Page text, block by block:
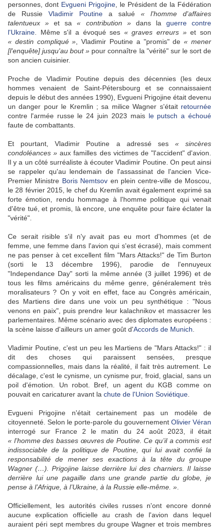
personnes, dont Evgueni Prigojine , le Président de la Fédération
de Russie Vladimir Poutine a salué « l'homme d'affaires
talentueux » et sa« contribution »dans la guerre contre
l'Ukraine . Même s'il a évoqué ses « graves erreurs »et son
« destin compliqué » , Vladimir Poutine a "promis" de« mener
[l'enquête] jusqu'au bout » pour connaître la "vérité" sur le sort de
son ancien cuisinier.
Proche de Vladimir Poutine depuis des décennies (les deux
hommes venaient de Saint-Pétersbourg et se connaissaient
depuis le début des années 1990), Evgueni Prigojine était devenu
un danger pour le Kremlin ; sa milice Wagner s'était retournée
contre l'armée russe le 24 juin 2023 mais le putsch a échoué
faute de combattants.
Et pourtant, Vladimir Poutine a adressé ses « sincères
condoléances » aux familles des victimes de "l'accident"d'avion.
Il y a un côté surréaliste à écouter Vladimir Poutine. On peut ainsi
se rappeler qu'au lendemain de l'assassinat de l'ancien Vice-
Premier Ministre Boris Nemtsov en plein centre-ville de Moscou,
le 28 février 2015, le chef du Kremlin avait également exprimé sa
forte émotion, rendu hommage à l'homme politique qui venait
d'être tué, et promis, là encore, une enquête pour faire éclater la
"vérité"
Ce serait risible s'il n'y avait pas eu mort d'hommes (et de
femme, une femme dans l'avion qui s'est écrasé), mais comment
ne pas penser à cet excellent film "Mars Attacks!" de Tim Burton
(sorti le 13 décembre 1996), parodie de l'ennuyeux
"Independance Day" sorti la même année (3 juillet 1996) et de
tous les films américains du même genre, généralement très
moralisateurs ? On y voit en effet, face au Congrès américain,
des Martiens dire dans une voix un peu synthétique : "Nous
venons en paix", puis prendre leur kalachnikov et massacrer les
parlementaires. Même scénario avec des diplomates européens :
la scène laisse d'ailleurs un amer goût d'Accords de Munich
Vladimir Poutine, c'est un peu les Martiens de "Mars Attacks!" : il
dit des choses qui paraissent sensées, presque
compassionnelles, mais dans la réalité, il fait très autrement. Le
décalage, c'est le cynisme, un cynisme pur, froid, glacial, sans un
poil d'émotion. Un robot. Bref, un agent du KGB comme on
pouvait en caricaturer avant la chute de l'Union Soviétique
Evgueni Prigojine n'était certainement pas un modèle de
citoyenneté. Selon le porte-parole du gouvernement Olivier Véran
interrogé sur France 2 le matin du 24 août 2023, il était
« l’homme des basses œuvres de Poutine. Ce qu’il a commis est
indissociable de la politique de Poutine, qui lui avait confié la
responsabilité de mener ses exactions à la tête du groupe
Wagner (…). Prigojine laisse derrière lui des charniers. Il laisse
derrière lui une pagaille dans une grande partie du globe, je
pense à l’Afrique, à l’Ukraine, à la Russie elle-même. »
Officiellement, les autorités civiles russes n'ont encore donné
aucune explication officielle au crash de l'avion dans lequel
auraient péri sept membres du groupe Wagner et trois membres